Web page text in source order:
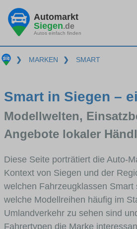
Automarkt
Siegen.de
Autos einfach finden
❯ MARKEN ❯ SMART
Smart in Siegen –
Modellwelten,
Angebote lokaler
Diese Seite porträtiert die Auto-
Kontext von Siegen und der
welchen Fahrzeugklassen Smart
welche Modellreihen häufig im
Umlandverkehr zu sehen sind
Fahrertypen die Marke